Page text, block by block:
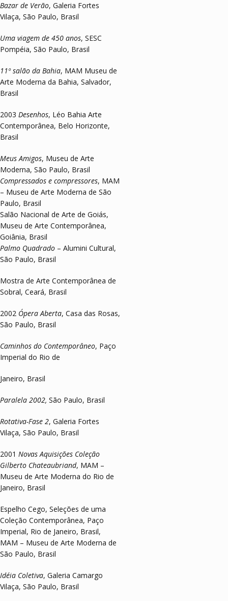
Bazar de Verão, Galeria Fortes
Vilaça, São Paulo, Brasil
Uma viagem de 450 anos, SESC
Pompéia, São Paulo, Brasil
11º salão da Bahia, MAM Museu de
Arte Moderna da Bahia, Salvador,
Brasil
2003 Desenhos, Léo Bahia Arte
Contemporânea, Belo Horizonte,
Brasil
Meus Amigos, Museu de Arte
Moderna, São Paulo, Brasil
Compressados e compressores, MAM
– Museu de Arte Moderna de São
Paulo, Brasil
Salão Nacional de Arte de Goiás,
Museu de Arte Contemporânea,
Goiânia, Brasil
Palmo Quadrado – Alumini Cultural,
São Paulo, Brasil
Mostra de Arte Contemporânea de
Sobral, Ceará, Brasil
2002 Ópera Aberta, Casa das Rosas,
São Paulo, Brasil
Caminhos do Contemporâneo, Paço
Imperial do Rio de
Janeiro, Brasil
Paralela 2002, São Paulo, Brasil
Rotativa-Fase 2, Galeria Fortes
Vilaça, São Paulo, Brasil
2001 Novas Aquisições Coleção
Gilberto Chateaubriand, MAM –
Museu de Arte Moderna do Rio de
Janeiro, Brasil
Espelho Cego, Seleções de uma
Coleção Contemporânea, Paço
Imperial, Rio de Janeiro, Brasil,
MAM – Museu de Arte Moderna de
São Paulo, Brasil
Idéia Coletiva, Galeria Camargo
Vilaça, São Paulo, Brasil